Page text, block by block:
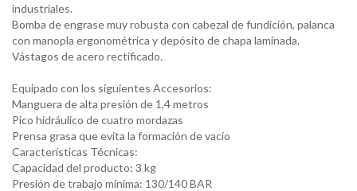
industriales.
Bomba de engrase muy robusta con cabezal de fundición, palanca
con manopla ergonométrica y depósito de chapa laminada.
Vástagos de acero rectificado.
Equipado con los siguientes Accesorios:
Manguera de alta presión de 1,4 metros
Pico hidráulico de cuatro mordazas
Prensa grasa que evita la formación de vacío
Características Técnicas:
Capacidad del producto: 3 kg
Presión de trabajo mínima: 130/140 BAR